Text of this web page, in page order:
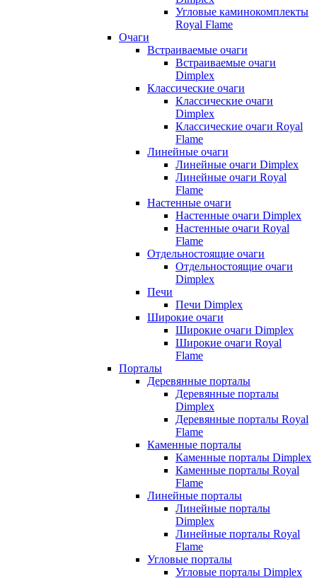
Угловые каминокомплекты
Royal Flame
Очаги
Встраиваемые очаги
Встраиваемые очаги
Dimplex
Классические очаги
Классические очаги
Dimplex
Классические очаги Royal
Flame
Линейные очаги
Линейные очаги Dimplex
Линейные очаги Royal
Flame
Настенные очаги
Настенные очаги Dimplex
Настенные очаги Royal
Flame
Отдельностоящие очаги
Отдельностоящие очаги
Dimplex
Печи
Печи Dimplex
Широкие очаги
Широкие очаги Dimplex
Широкие очаги Royal
Flame
Порталы
Деревянные порталы
Деревянные порталы
Dimplex
Деревянные порталы Royal
Flame
Каменные порталы
Каменные порталы Dimplex
Каменные порталы Royal
Flame
Линейные порталы
Линейные порталы
Dimplex
Линейные порталы Royal
Flame
Угловые порталы
Угловые порталы Dimplex